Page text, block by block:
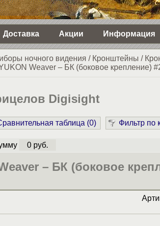
Доставка Акции Информация
ночного видения / Кронштейны /
Weaver – БК (боковое крепление)
Digisight
таблица (0) Фильтр по
0 руб.
– БК (боковое